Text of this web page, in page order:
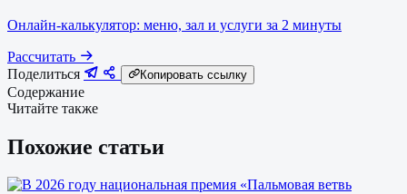
Онлайн-калькулятор: меню, зал и услуги за 2 минуты
Рассчитать
Поделиться
Копировать ссылку
Содержание
Читайте также
Похожие статьи